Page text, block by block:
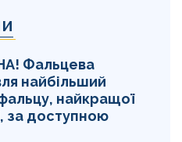
Фальцева
найбільший
найкращої
за доступною